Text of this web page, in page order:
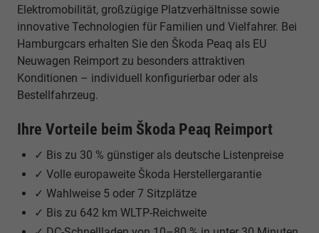
Elektromobilität, großzügige Platzverhältnisse sowie
innovative Technologien für Familien und Vielfahrer. Bei
Hamburgcars erhalten Sie den Škoda Peaq als EU
Neuwagen Reimport zu besonders attraktiven
Konditionen – individuell konfigurierbar oder als
Bestellfahrzeug.
Ihre Vorteile beim Škoda Peaq Reimport
✓ Bis zu 30 % günstiger als deutsche Listenpreise
✓ Volle europaweite Škoda Herstellergarantie
✓ Wahlweise 5 oder 7 Sitzplätze
✓ Bis zu 642 km WLTP-Reichweite